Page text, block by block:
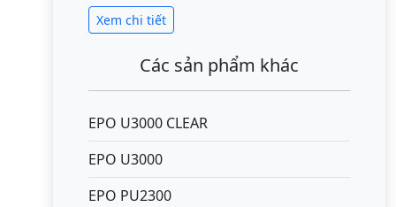
Xem chi tiết
Các sản phẩm khác
EPO U3000 CLEAR
EPO U3000
EPO PU2300